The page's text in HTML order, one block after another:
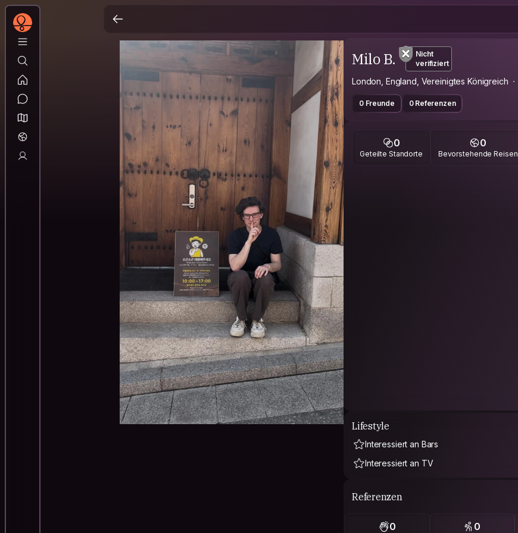
Milo B.
Nicht
verifiziert
London, England, Vereinigtes Königreich
0 Freunde 0 Referenzen
0
Geteilte Standorte
0
Bevorstehende Reisen
Lifestyle
Interessiert an Bars
Interessiert an TV
Referenzen
0 0